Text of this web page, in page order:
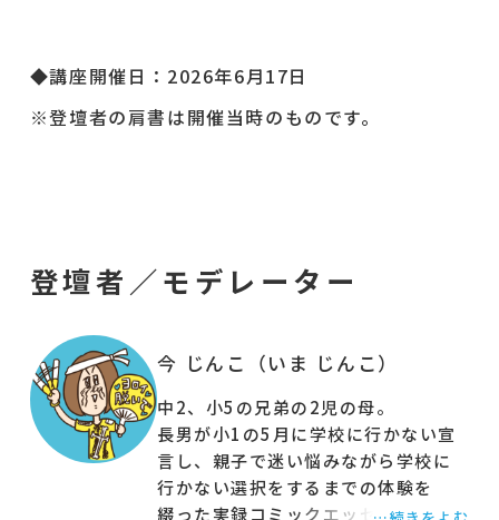
◆講座開催日：2026年6月17日
※登壇者の肩書は開催当時のものです。
登壇者／モデレーター
今 じんこ（いま じんこ）
中2、小5の兄弟の2児の母。
長男が小1の5月に学校に行かない宣
言し、親子で迷い悩みながら学校に
行かない選択をするまでの体験を
綴った実録コミックエッセイ『学校